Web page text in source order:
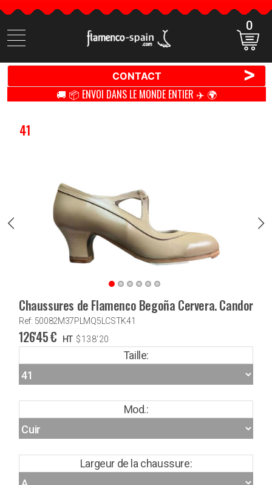
Cherchez
des
0
CONTACT >
🚚 📦 ENVOI DANS LE MONDE ENTIER ✈️ 🌍
41
Chaussures de Flamenco Begoña Cervera. Candor
Ref: 50082M37PLMQ5LCSTK41
126'45€ HT $138'20
Taille:
Mod.:
Largeur de la chaussure: